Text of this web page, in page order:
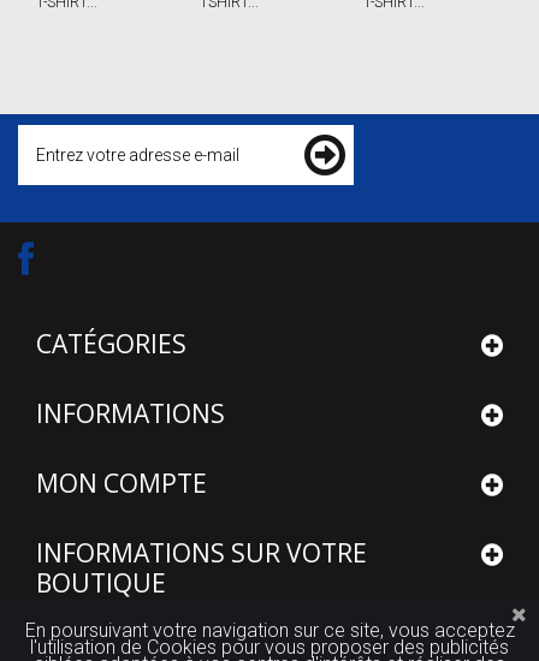
CATÉGORIES
INFORMATIONS
MON COMPTE
INFORMATIONS SUR VOTRE
BOUTIQUE
En poursuivant votre navigation sur ce site, vous acceptez
l'utilisation de Cookies pour vous proposer des publicités